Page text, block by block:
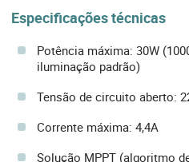
Especificações técnicas
Potência máxima: 30W
iluminação padrão)
Tensão de circuito aberto:
Corrente máxima: 4,4A
Solução MPPT (algoritmo